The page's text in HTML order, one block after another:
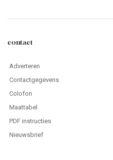
contact
Adverteren
Contactgegevens
Colofon
Maattabel
PDF instructies
Nieuwsbrief